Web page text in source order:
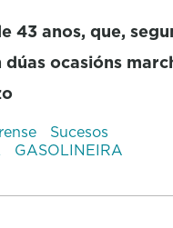
43 anos, que,
ocasións
Sucesos
GASOLINEIRA